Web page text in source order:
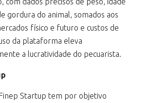
gordura do animal, somados aos
físico e futuro e custos de
da plataforma eleva
a lucratividade do pecuarista.
Startup tem por objetivo